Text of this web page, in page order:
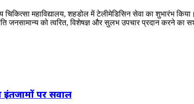
महाविद्यालय, शहडोल में टेलीमेडिसिन सेवा का शुभारंभ
जनसामान्य को त्वरित, विशेषज्ञ और सुलभ उपचार प्रदान करने का
इंतजामों पर सवाल